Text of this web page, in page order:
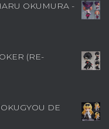
OKUMURA -
(RE-
DE